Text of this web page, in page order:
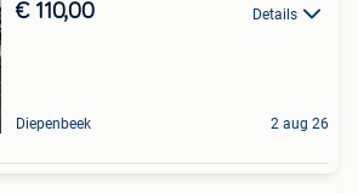
€ 110,00 Details
Diepenbeek 2 aug 26